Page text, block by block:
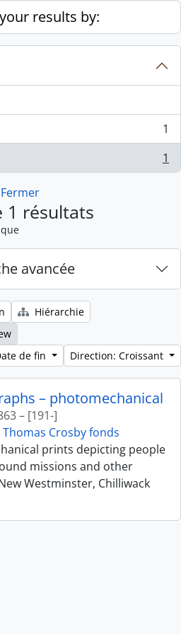
results by:
1
1
Fermer
1 résultats
avancée
Hiérarchie
de fin
Direction: Croissant
– photomechanical
– [191-]
Thomas Crosby fonds
prints depicting people
missions and other
Westminster, Chilliwack